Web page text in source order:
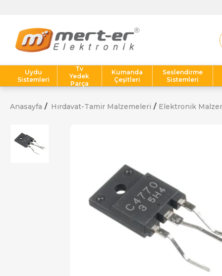
Uydu
Sistemleri
Tv
Yedek
Parça
Kumanda
Çeşitleri
Seslendirme
Sistemleri
Anasayfa Hırdavat-Tamir Malzemeleri Elektronik